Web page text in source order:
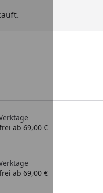
ab 69,00 €
ab 69,00 €